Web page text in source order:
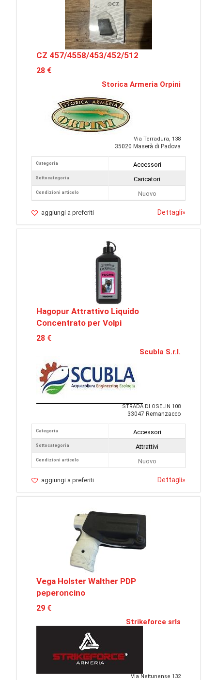
CZ 457/4558/453/452/512
28 €
Storica Armeria Orpini
Via Terradura, 138
35020 Maserà di Padova
Categoria
Sottocategoria
Condizioni articolo
Accessori
Caricatori
Nuovo
aggiungi a preferiti Dettagli»
Hagopur Attrattivo Liquido
Concentrato per Volpi
28 €
Scubla S.r.l.
STRADA DI OSELIN 108
33047 Remanzacco
Categoria
Sottocategoria
Condizioni articolo
Accessori
Attrattivi
Nuovo
aggiungi a preferiti Dettagli»
Vega Holster Walther PDP
peperoncino
29 €
Strikeforce srls
Via Nettunense 132